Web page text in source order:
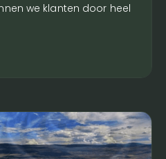
we klanten door heel